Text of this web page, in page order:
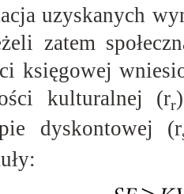
uzyskanych
zatem
księgowej
kulturalnej (rr
dyskontowej (r